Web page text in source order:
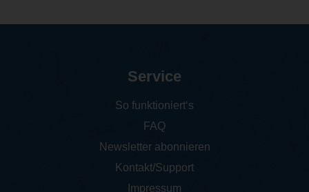
Service
So funktioniert‘s
FAQ
Newsletter abonnieren
Kontakt/Support
Impressum